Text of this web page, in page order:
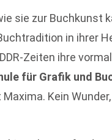
sie zur Buchkunst
in ihrer
Zeiten ihre
für Grafik und
Maxima. Kein